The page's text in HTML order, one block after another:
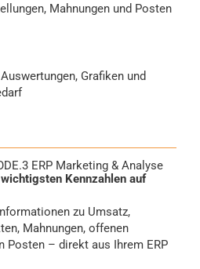
Mahnungen und Posten
Grafiken und
ERP Marketing & Analyse
Kennzahlen auf
zu Umsatz,
Mahnungen, offenen
Posten – direkt aus Ihrem ERP